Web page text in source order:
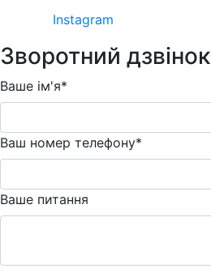
Instagram
Зворотний дзвінок
Ваше ім'я*
Ваш номер телефону*
Ваше питання